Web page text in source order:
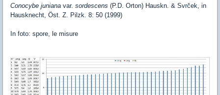
Conocybe juniana var. sordescens (P.D. Orton) Hauskn. & Svrček, in
Hausknecht, Öst. Z. Pilzk. 8: 50 (1999)
In foto: spore, le misure